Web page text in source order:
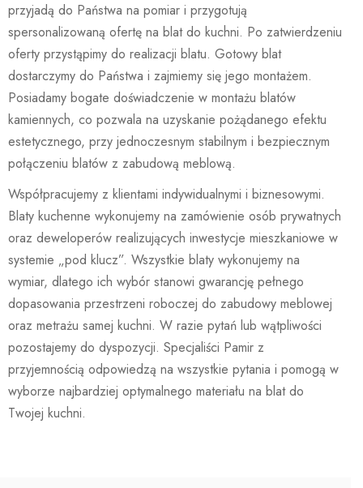
przyjadą do Państwa na pomiar i przygotują
spersonalizowaną ofertę na blat do kuchni. Po zatwierdzeniu
oferty przystąpimy do realizacji blatu. Gotowy blat
dostarczymy do Państwa i zajmiemy się jego montażem.
Posiadamy bogate doświadczenie w montażu blatów
kamiennych, co pozwala na uzyskanie pożądanego efektu
estetycznego, przy jednoczesnym stabilnym i bezpiecznym
połączeniu blatów z zabudową meblową.
Współpracujemy z klientami indywidualnymi i biznesowymi.
Blaty kuchenne wykonujemy na zamówienie osób prywatnych
oraz deweloperów realizujących inwestycje mieszkaniowe w
systemie „pod klucz”. Wszystkie blaty wykonujemy na
wymiar, dlatego ich wybór stanowi gwarancję pełnego
dopasowania przestrzeni roboczej do zabudowy meblowej
oraz metrażu samej kuchni. W razie pytań lub wątpliwości
pozostajemy do dyspozycji. Specjaliści Pamir z
przyjemnością odpowiedzą na wszystkie pytania i pomogą w
wyborze najbardziej optymalnego materiału na blat do
Twojej kuchni.